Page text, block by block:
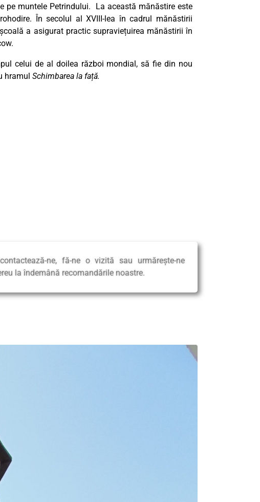
pe muntele Petrindului. La această mănăstire este
În secolul al XVIII-lea în cadrul mănăstirii
a asigurat practic supraviețuirea mănăstirii în
celui de al doilea război mondial, să fie din nou
hramul Schimbarea la față.
ne, fă-ne o vizită sau urmărește-ne
la îndemână recomandările noastre.